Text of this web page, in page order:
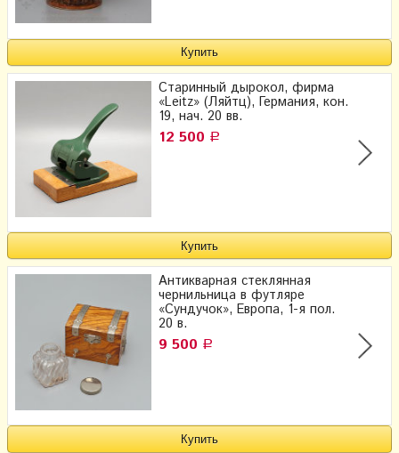
Старинный дырокол, фирма
«Leitz» (Ляйтц), Германия, кон.
19, нач. 20 вв.
12 500 Р
Антикварная стеклянная
чернильница в футляре
«Сундучок», Европа, 1-я пол.
20 в.
9 500 Р